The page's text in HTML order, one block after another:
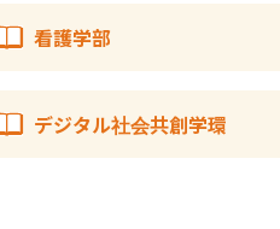
看護学部
デジタル社会共創学環